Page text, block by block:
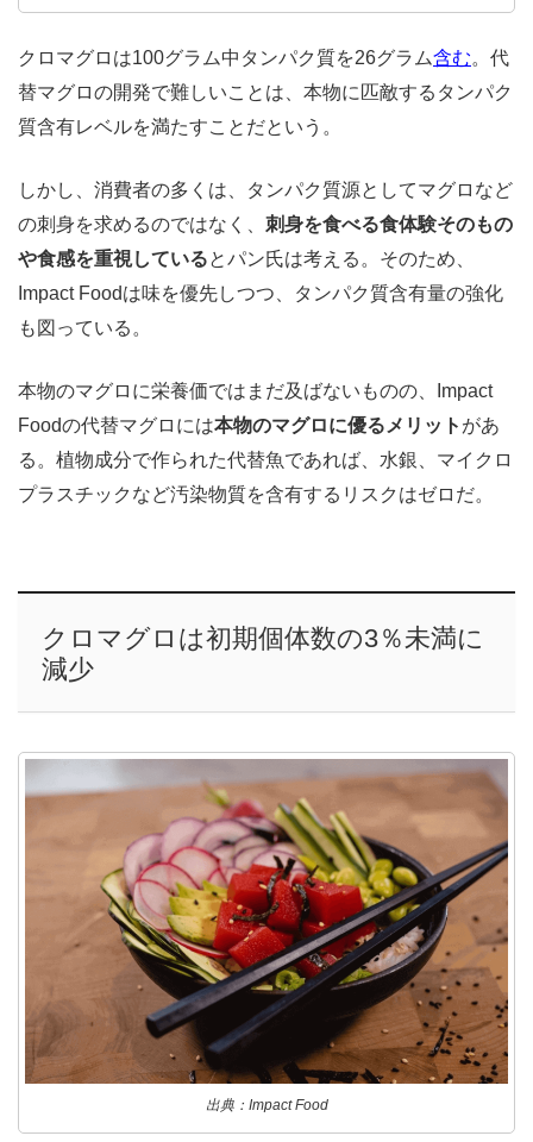
クロマグロは100グラム中タンパク質を26グラム含む。 代
替マグロの開発で難しいことは、本物に匹敵するタンパク
質含有レベルを満たすことだという。
しかし、消費者の多くは、タンパク質源としてマグロなど
の刺身を求めるのではなく、 刺身を食べる食体験そのもの
や食感を重視しているとパン氏は考える。そのため、
Impact Foodは味を優先しつつ、タンパク質含有量の強化
も図っている。
本物のマグロに栄養価ではまだ及ばないものの、Impact
Foodの代替マグロには本物のマグロに優るメリット があ
る。植物成分で作られた代替魚であれば、水銀、マイクロ
プラスチックなど汚染物質を含有するリスクはゼロだ。
クロマグロは初期個体数の3％未満に
減少
出典：Impact Food